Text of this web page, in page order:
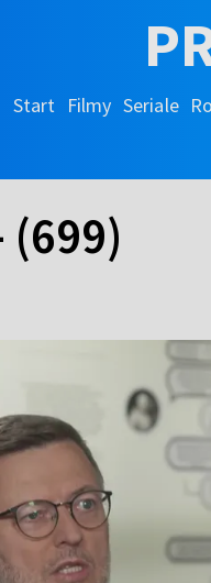
Start Filmy Seriale